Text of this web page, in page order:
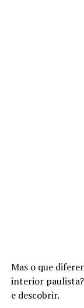
Mas o que
interior
e descobrir.